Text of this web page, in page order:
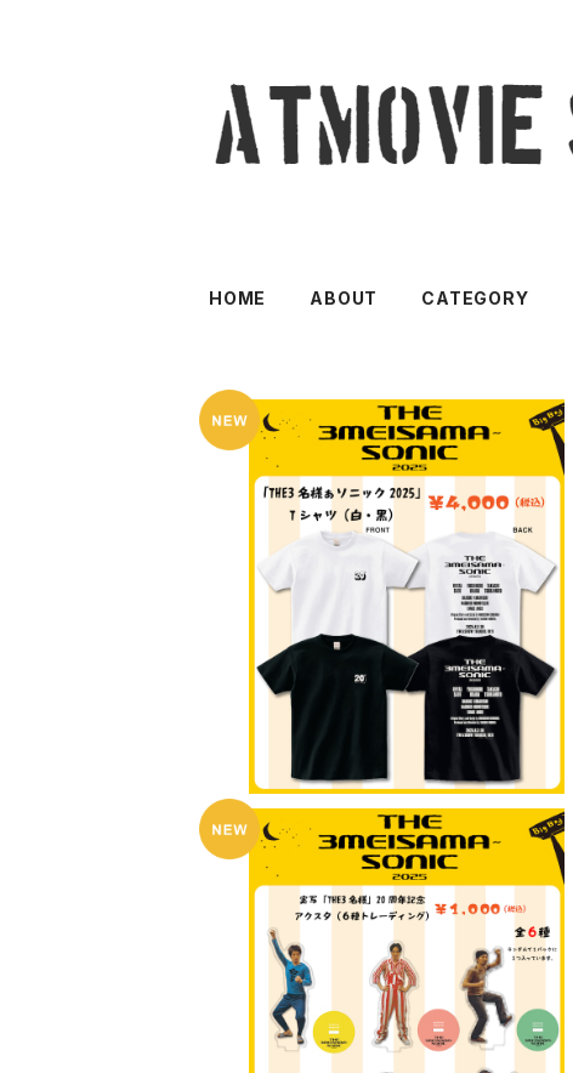
HOME ABOUT CATEGORY
「THE3名様ぁソニック2025」Tシャツ
20周年記念アクリルスタンド（全６種トレー
ディング）
¥1,000
SOLD OUT